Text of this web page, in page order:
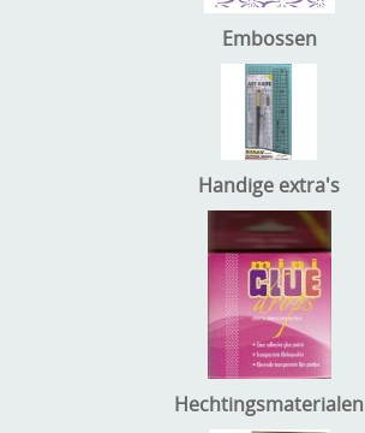
Embossen
Handige extra's
Hechtingsmaterialen